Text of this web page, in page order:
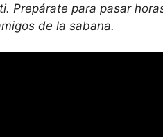
Prepárate para pasar
de la sabana.